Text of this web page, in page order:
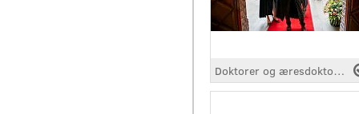
Doktorer og æresdoktorer kreert